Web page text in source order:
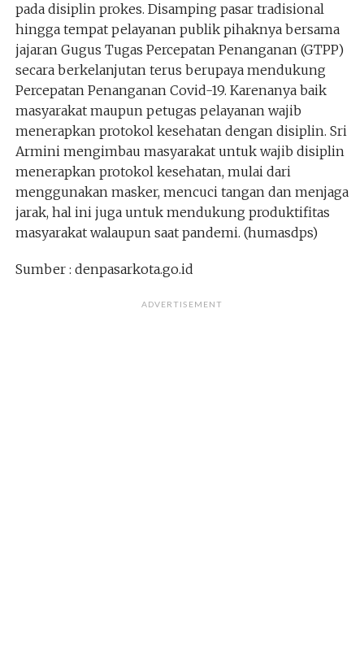
pada disiplin prokes. Disamping pasar tradisional
hingga tempat pelayanan publik pihaknya bersama
jajaran Gugus Tugas Percepatan Penanganan (GTPP)
secara berkelanjutan terus berupaya mendukung
Percepatan Penanganan Covid-19. Karenanya baik
masyarakat maupun petugas pelayanan wajib
menerapkan protokol kesehatan dengan disiplin. Sri
Armini mengimbau masyarakat untuk wajib disiplin
menerapkan protokol kesehatan, mulai dari
menggunakan masker, mencuci tangan dan menjaga
jarak, hal ini juga untuk mendukung produktifitas
masyarakat walaupun saat pandemi. (humasdps)
Sumber : denpasarkota.go.id
ADVERTISEMENT